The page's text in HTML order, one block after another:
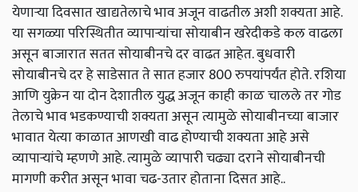
येणाऱ्या दिवसात खाद्यतेलाचे भाव अजून वाढतील अशी शक्यता आहे.
या सगळ्या परिस्थितीत व्यापाऱ्यांचा सोयाबीन खरेदीकडे कल वाढला
असून बाजारात सतत सोयाबीनचे दर वाढत आहेत. बुधवारी
सोयाबीनचे दर हे साडेसात ते सात हजार 800 रुपयांपर्यंत होते. रशिया
आणि युक्रेन या दोन देशातील युद्ध अजून काही काळ चालले तर गोड
तेलाचे भाव भडकण्याची शक्यता असून त्यामुळे सोयाबीनच्या बाजार
भावात येत्या काळात आणखी वाढ होण्याची शक्यता आहे असे
व्यापाऱ्यांचे म्हणणे आहे. त्यामुळे व्यापारी चढ्या दराने सोयाबीनची
मागणी करीत असून भावा चढ-उतार होताना दिसत आहे..